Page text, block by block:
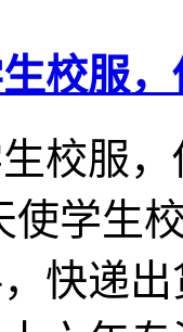
校服
校服
使学生
快递